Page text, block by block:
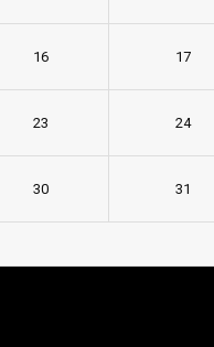
16 17
23 24
30 31